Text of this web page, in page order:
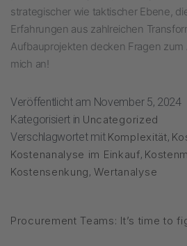
strategischer wie taktischer Ebene,
Erfahrungen aus zahlreichen
Aufbauprojekten decken Fragen zum
mich an!
Veröffentlicht am November 5, 2024
Kategorisiert in Uncategorized
Verschlagwortet mit Komplexität,
Kostenanalyse im Einkauf,
Kostensenkung, Wertanalyse
Procurement Teams: It’s time to